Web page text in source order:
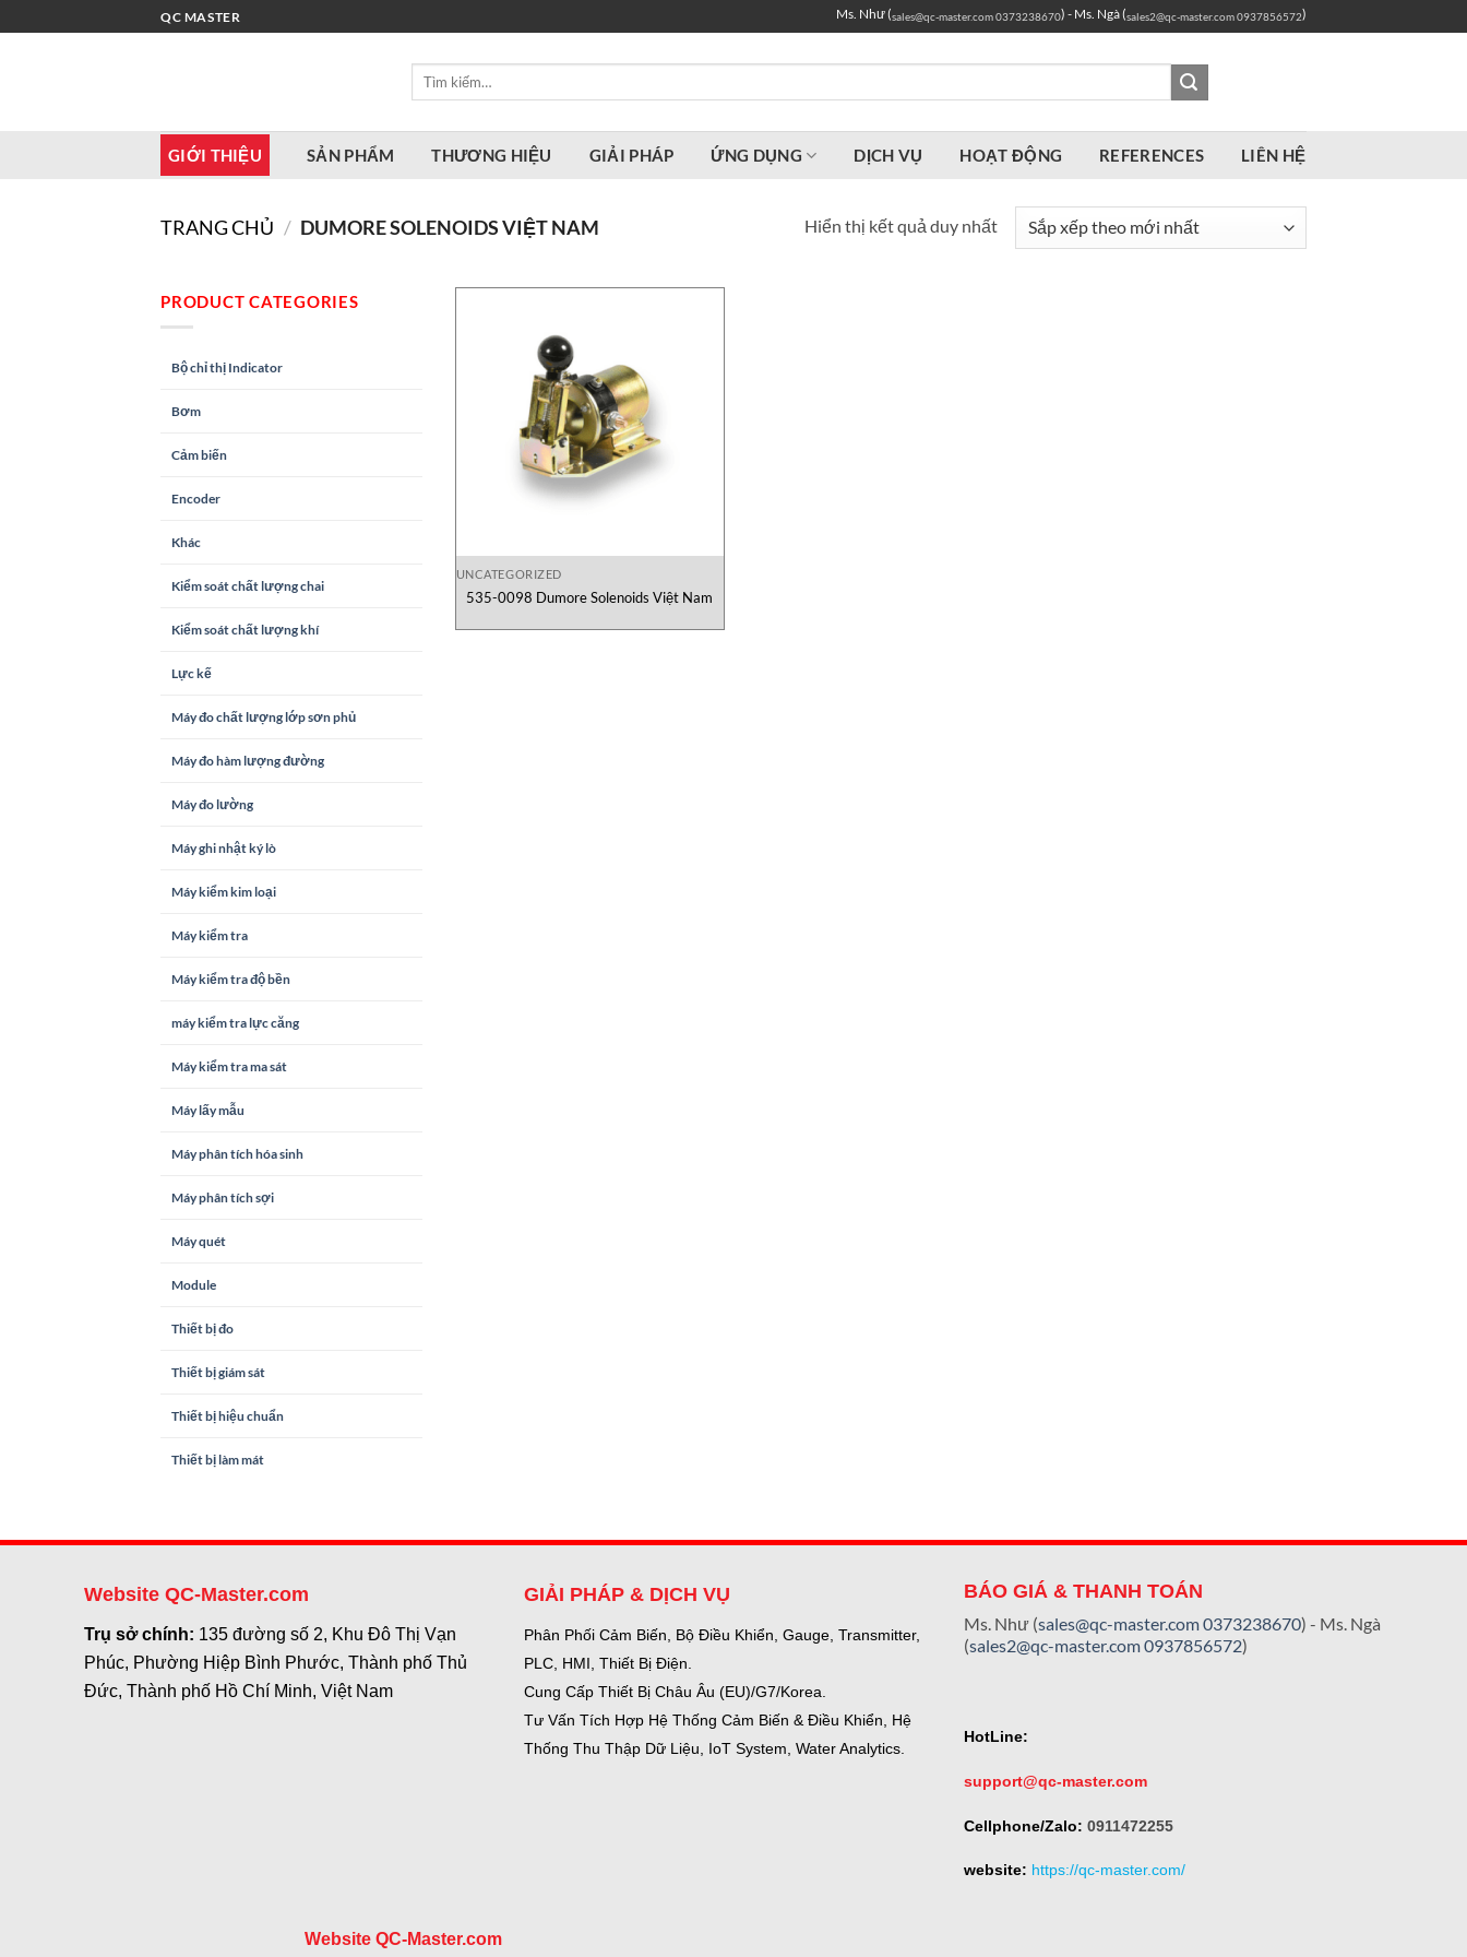
qua
QC MASTER Ms. Như (sales@qc-master.com0373238670) - Ms. Ngà (sales2@qc-master.com0937856572)
Tìm
GIỚI THIỆU SẢN PHẨM THƯƠNG HIỆU GIẢI PHÁP ỨNG DỤNG DỊCH VỤ HOẠT ĐỘNG REFERENCES LIÊN HỆ
TRANG CHỦ / DUMORE SOLENOIDS VIỆT NAM Hiển thị kết quả duy nhất
PRODUCT CATEGORIES
Bộ chỉ thị Indicator
Bơm
Cảm biến
Encoder
Khác
Kiểm soát chất lượng chai
Kiểm soát chất lượng khí
Lực kế
Máy đo chất lượng lớp sơn phủ
Máy đo hàm lượng đường
Máy đo lường
Máy ghi nhật ký lò
Máy kiểm kim loại
Máy kiểm tra
Máy kiểm tra độ bền
máy kiểm tra lực căng
Máy kiểm tra ma sát
Máy lấy mẫu
Máy phân tích hóa sinh
Máy phân tích sợi
Máy quét
Module
Thiết bị đo
Thiết bị giám sát
Thiết bị hiệu chuẩn
Thiết bị làm mát
UNCATEGORIZED
535-0098 Dumore Solenoids Việt Nam
Website QC-Master.com
Trụ sở chính: 135 đường số 2, Khu Đô Thị Vạn
Phúc, Phường Hiệp Bình Phước, Thành phố Thủ
Đức, Thành phố Hồ Chí Minh, Việt Nam
GIẢI PHÁP & DỊCH VỤ
Phân Phối Cảm Biến, Bộ Điều Khiển, Gauge, Transmitter,
PLC, HMI, Thiết Bị Điện.
Cung Cấp Thiết Bị Châu Âu (EU)/G7/Korea.
Tư Vấn Tích Hợp Hệ Thống Cảm Biến & Điều Khiển, Hệ
Thống Thu Thập Dữ Liệu, IoT System, Water Analytics.
BÁO GIÁ & THANH TOÁN
Ms. Như (sales@qc-master.com0373238670) - Ms. Ngà
(sales2@qc-master.com0937856572)
HotLine:
support@qc-master.com
Cellphone/Zalo: 0911472255
website: https://qc-master.com/
Website QC-Master.com